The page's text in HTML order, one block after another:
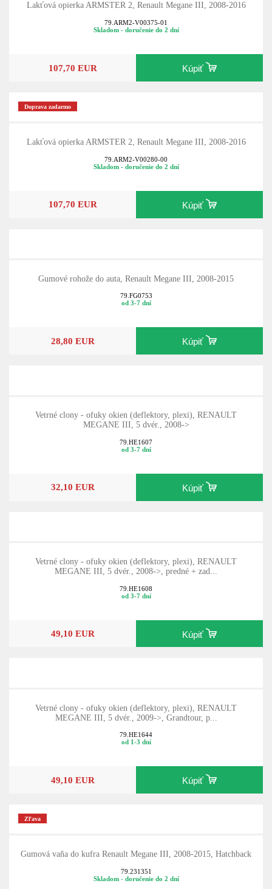
Lakťová opierka ARMSTER 2, Renault Megane III, 2008-2016
79.ARM2-V00375-01
Skladom - doručenie do 2 dní
107,70 EUR Kúpiť
Doprava zadarmo
Lakťová opierka ARMSTER 2, Renault Megane III, 2008-2016
79.ARM2-V00280-00
Skladom - doručenie do 2 dní
107,70 EUR Kúpiť
Gumové rohože do auta, Renault Megane III, 2008-2015
79.FG0753
od 3-7 dní
28,80 EUR Kúpiť
Vetrné clony - ofuky okien (deflektory, plexi), RENAULT
MEGANE III, 5 dvér., 2008->
79.HE1607
od 3-7 dní
32,10 EUR Kúpiť
Vetrné clony - ofuky okien (deflektory, plexi), RENAULT
MEGANE III, 5 dvér., 2008->, predné + zad...
79.HE1608
od 3-7 dní
49,10 EUR Kúpiť
Vetrné clony - ofuky okien (deflektory, plexi), RENAULT
MEGANE III, 5 dvér., 2009->, Grandtour, p...
79.HE1644
od 1-3 dní
49,10 EUR Kúpiť
Zľava
Gumová vaňa do kufra Renault Megane III, 2008-2015, Hatchback
79.231351
Skladom - doručenie do 2 dní